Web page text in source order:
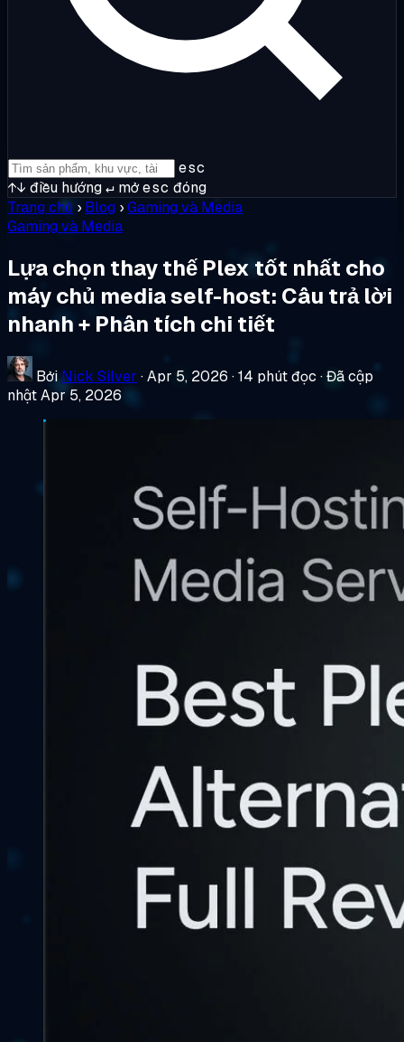
esc
↑↓ điều hướng↵ mởesc đóng
Trang chủ › Blog ›Gaming và Media
Gaming và Media
Lựa chọn thay thế Plex tốt nhất cho
máy chủ media self-host: Câu trả lời
nhanh + Phân tích chi tiết
BởiNick Silver ·Apr 5, 2026 ·14 phút đọc ·Đã cập
nhật Apr 5, 2026